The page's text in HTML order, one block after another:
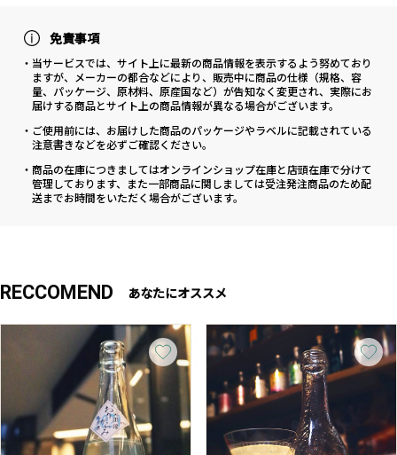
免責事項
・当サービスでは、サイト上に最新の商品情報を表示するよう努めており
ますが、メーカーの都合などにより、販売中に商品の仕様（規格、容
量、パッケージ、原材料、原産国など）が告知なく変更され、実際にお
届けする商品とサイト上の商品情報が異なる場合がございます。
・ご使用前には、お届けした商品のパッケージやラベルに記載されている
注意書きなどを必ずご確認ください。
・商品の在庫につきましてはオンラインショップ在庫と店頭在庫で分けて
管理しております、また一部商品に関しましては受注発注商品のため配
送までお時間をいただく場合がございます。
RECCOMEND あなたにオススメ